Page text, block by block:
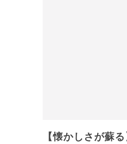
【懐かしさが蘇